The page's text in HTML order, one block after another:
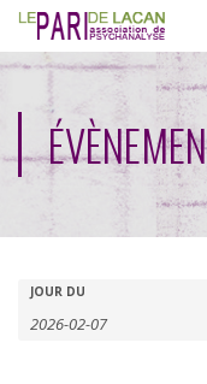
Recherche
Rechercher
JOUR DU